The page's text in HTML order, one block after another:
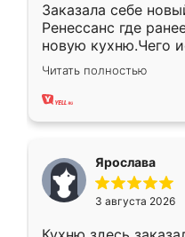
Заказала себе
Ренессанс где
новую кухню.Чего
вполне довольна.
два года, нареканий
Читать полностью
Ярослава
3 августа 2026